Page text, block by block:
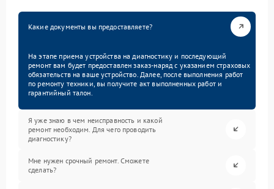
Какие документы вы предоставляете?
На этапе приема устройства на диагностику и последующий
ремонт вам будет предоставлен заказ-наряд с указанием страховых
обязательств на ваше устройство. Далее, после выполнения работ
по ремонту техники, вы получите акт выполненных работ и
гарантийный талон.
Я уже знаю в чем неисправность и какой
ремонт необходим. Для чего проводить
диагностику?
Мне нужен срочный ремонт. Сможете
сделать?